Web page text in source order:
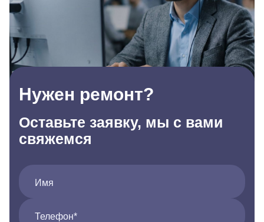
Нужен ремонт?
Оставьте заявку, мы с вами
свяжемся
Имя
Телефон*